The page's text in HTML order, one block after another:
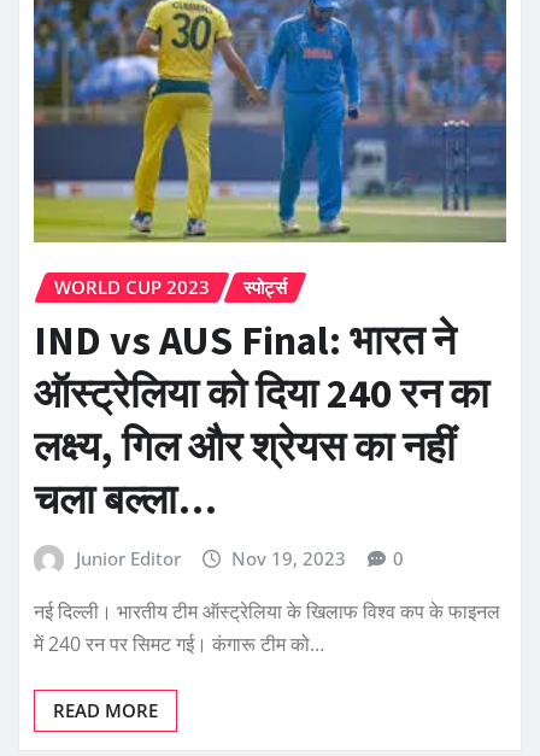
WORLD CUP 2023 स्पोर्ट्स
IND vs AUS Final: भारत ने
ऑस्ट्रेलिया को दिया 240 रन का
लक्ष्य, गिल और श्रेयस का नहीं
चला बल्ला…
Junior Editor Nov 19, 2023 0
नई दिल्ली। भारतीय टीम ऑस्ट्रेलिया के खिलाफ विश्व कप के फाइनल
में 240 रन पर सिमट गई। कंगारू टीम को…
READ MORE